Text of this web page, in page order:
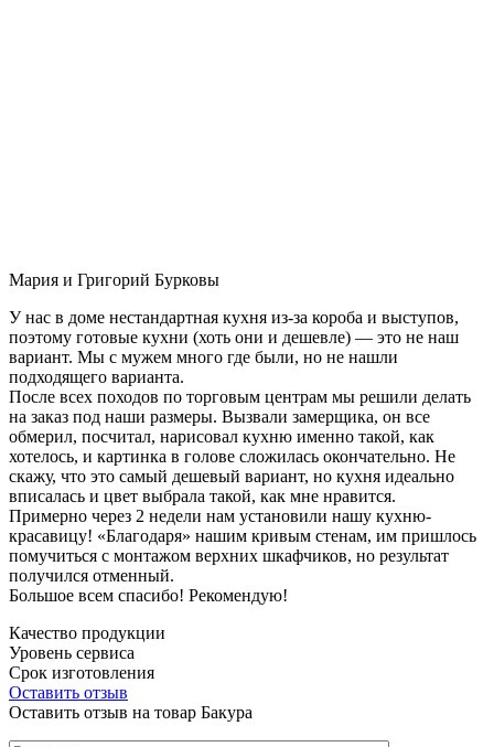
Мария и Григорий Бурковы
У нас в доме нестандартная кухня из-за короба и выступов,
поэтому готовые кухни (хоть они и дешевле) — это не наш
вариант. Мы с мужем много где были, но не нашли
подходящего варианта.
После всех походов по торговым центрам мы решили делать
на заказ под наши размеры. Вызвали замерщика, он все
обмерил, посчитал, нарисовал кухню именно такой, как
хотелось, и картинка в голове сложилась окончательно. Не
скажу, что это самый дешевый вариант, но кухня идеально
вписалась и цвет выбрала такой, как мне нравится.
Примерно через 2 недели нам установили нашу кухню-
красавицу! «Благодаря» нашим кривым стенам, им пришлось
помучиться с монтажом верхних шкафчиков, но результат
получился отменный.
Большое всем спасибо! Рекомендую!
Качество продукции
Уровень сервиса
Срок изготовления
Оставить отзыв
Оставить отзыв на товар Бакура